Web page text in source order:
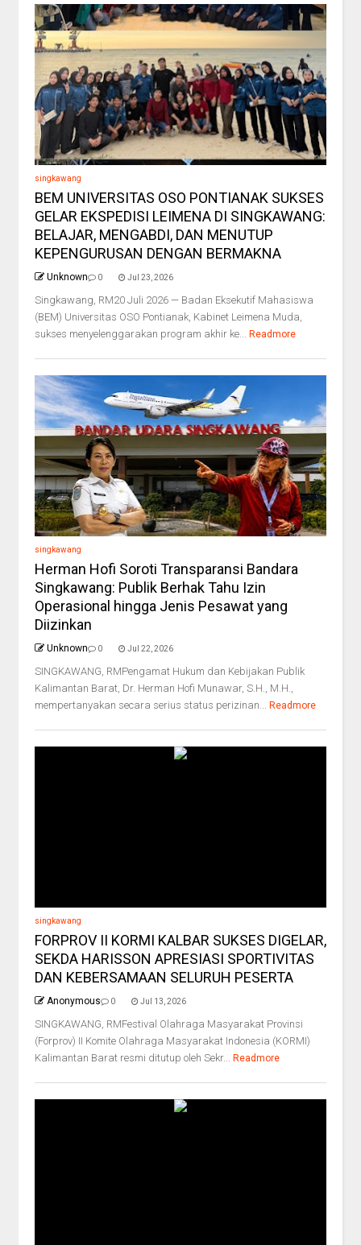
singkawang
BEM UNIVERSITAS OSO PONTIANAK SUKSES
GELAR EKSPEDISI LEIMENA DI SINGKAWANG:
BELAJAR, MENGABDI, DAN MENUTUP
KEPENGURUSAN DENGAN BERMAKNA
Unknown 0 Jul 23, 2026
Singkawang, RM20 Juli 2026 — Badan Eksekutif Mahasiswa
(BEM) Universitas OSO Pontianak, Kabinet Leimena Muda,
sukses menyelenggarakan program akhir ke... Readmore
singkawang
Herman Hofi Soroti Transparansi Bandara
Singkawang: Publik Berhak Tahu Izin
Operasional hingga Jenis Pesawat yang
Diizinkan
Unknown 0 Jul 22, 2026
SINGKAWANG, RMPengamat Hukum dan Kebijakan Publik
Kalimantan Barat, Dr. Herman Hofi Munawar, S.H., M.H.,
mempertanyakan secara serius status perizinan... Readmore
singkawang
FORPROV II KORMI KALBAR SUKSES DIGELAR,
SEKDA HARISSON APRESIASI SPORTIVITAS
DAN KEBERSAMAAN SELURUH PESERTA
Anonymous 0 Jul 13, 2026
SINGKAWANG, RMFestival Olahraga Masyarakat Provinsi
(Forprov) II Komite Olahraga Masyarakat Indonesia (KORMI)
Kalimantan Barat resmi ditutup oleh Sekr... Readmore